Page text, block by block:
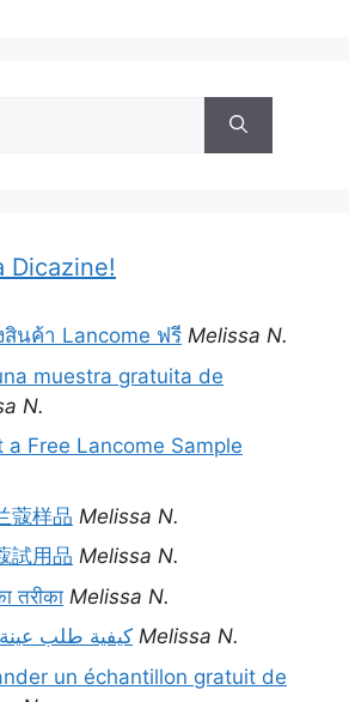
Dicazine!
นค้า Lancome ฟรี Melissa N.
muestra gratuita de
N.
a Free Lancome Sample
蔻样品 Melissa N.
試用品 Melissa N.
तरीका Melissa N.
كيفية طلب Melissa N.
un échantillon gratuit de